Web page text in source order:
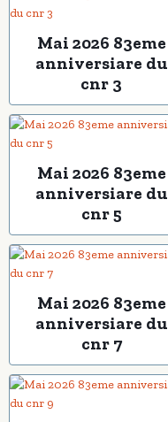
Mai 2026 83eme
anniversiare du
cnr 3
Mai 2026 83eme
anniversiare du
cnr 5
Mai 2026 83eme
anniversiare du
cnr 7